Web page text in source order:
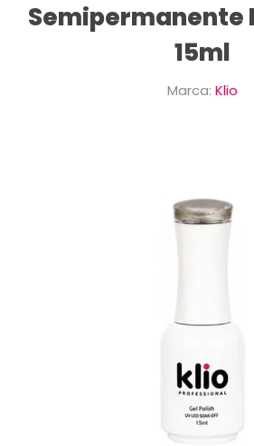
Semipermanente
15ml
Marca: Klio